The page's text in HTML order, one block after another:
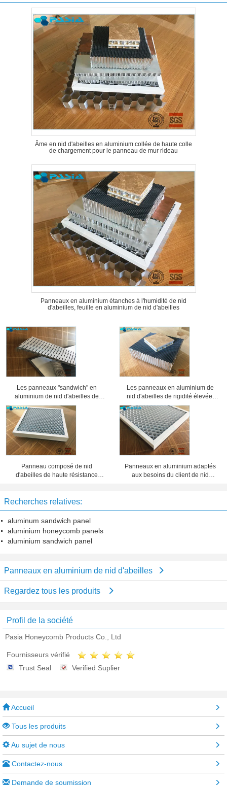
Âme en nid d'abeilles en aluminium collée de haute colle
de chargement pour le panneau de mur rideau
Panneaux en aluminium étanches à l'humidité de nid
d'abeilles, feuille en aluminium de nid d'abeilles
Les panneaux "sandwich" en
aluminium de nid d'abeilles de
preuve saine ont usiné la
préparation de surface
Les panneaux en aluminium de
nid d'abeilles de rigidité élevée,
âme en nid d'abeilles lambrisse 25
millimètres d'épaisseur
Panneau composé de nid
d'abeilles de haute résistance
Panneaux en aluminium adaptés
aux besoins du client de nid
Recherches relatives:
aluminum sandwich panel
aluminium honeycomb panels
aluminium sandwich panel
Panneaux en aluminium de nid d'abeilles
Regardez tous les produits
Profil de la société
Pasia Honeycomb Products Co., Ltd
Fournisseurs vérifié
Trust Seal
Verified Suplier
Accueil
Tous les produits
Au sujet de nous
Contactez-nous
Demande de soumission